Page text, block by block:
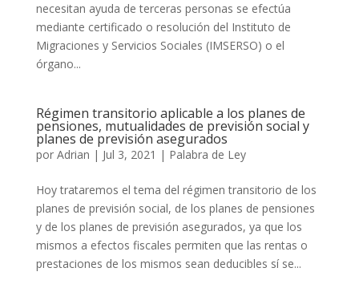
necesitan ayuda de terceras personas se efectúa
mediante certificado o resolución del Instituto de
Migraciones y Servicios Sociales (IMSERSO) o el
órgano...
Régimen transitorio aplicable a los planes de
pensiones, mutualidades de previsión social y
planes de previsión asegurados
por Adrian | Jul 3, 2021 | Palabra de Ley
Hoy trataremos el tema del régimen transitorio de los
planes de previsión social, de los planes de pensiones
y de los planes de previsión asegurados, ya que los
mismos a efectos fiscales permiten que las rentas o
prestaciones de los mismos sean deducibles sí se...